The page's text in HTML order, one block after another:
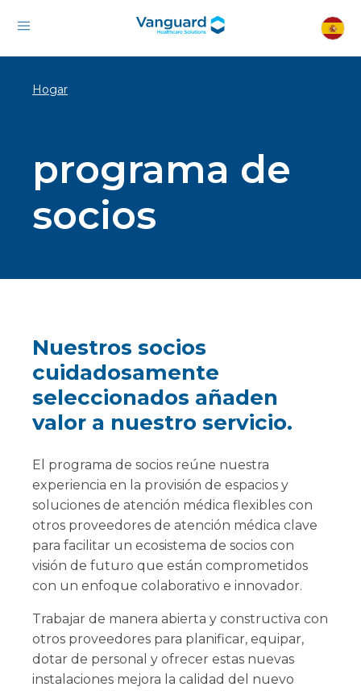
Hogar
programa de
socios
Nuestros socios
cuidadosamente
seleccionados añaden
valor a nuestro servicio.
El programa de socios reúne nuestra
experiencia en la provisión de espacios y
soluciones de atención médica flexibles con
otros proveedores de atención médica clave
para facilitar un ecosistema de socios con
visión de futuro que están comprometidos
con un enfoque colaborativo e innovador.
Trabajar de manera abierta y constructiva con
otros proveedores para planificar, equipar,
dotar de personal y ofrecer estas nuevas
instalaciones mejora la calidad del nuevo